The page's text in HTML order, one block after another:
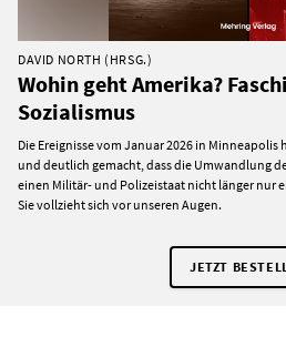
DAVID NORTH (HRSG.)
Wohin geht Amerika?
Sozialismus
Die Ereignisse vom Januar 2026 in Minneapolis
und deutlich gemacht, dass die Umwandlung
einen Militär- und Polizeistaat nicht länger nur
Sie vollzieht sich vor unseren Augen.
JETZT